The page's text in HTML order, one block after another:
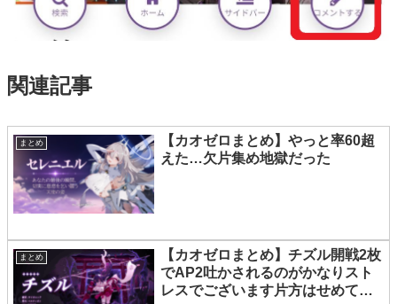
関連記事
まとめ
【カオゼロまとめ】やっと率60超
えた…欠片集め地獄だった
まとめ
【カオゼロまとめ】チズル開戦2枚
でAP2吐かされるのがかなりスト
レスでございます片方はせめて最